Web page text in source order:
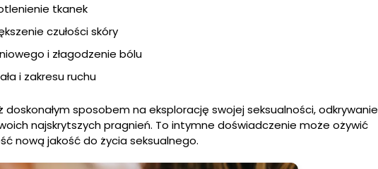
tkanek
czułości skóry
i złagodzenie bólu
i zakresu ruchu
sposobem na eksplorację swojej seksualności, odkrywanie
najskrytszych pragnień. To intymne doświadczenie może ożywić
nową jakość do życia seksualnego.